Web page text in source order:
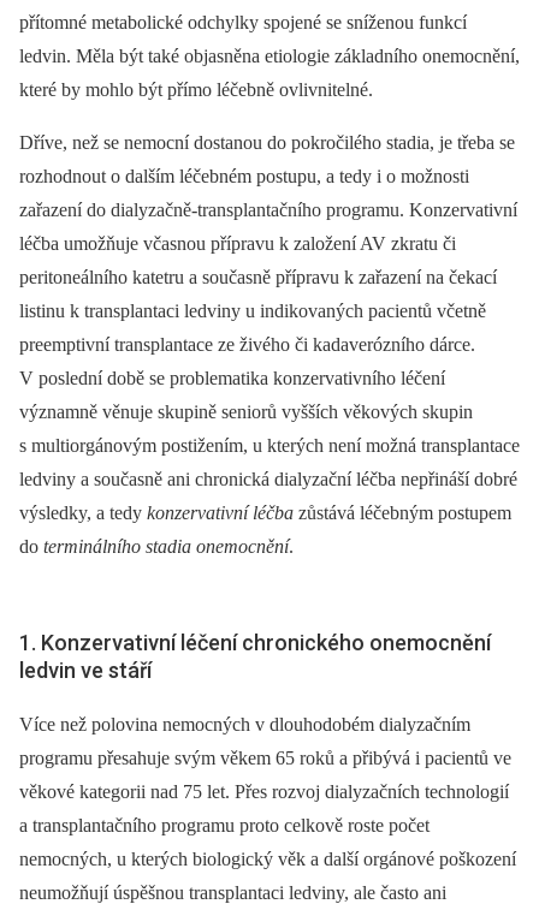
přítomné metabolické odchylky spojené se sníženou funkcí
ledvin. Měla být také objasněna etiologie základního onemocnění,
které by mohlo být přímo léčebně ovlivnitelné.
Dříve, než se nemocní dostanou do pokročilého stadia, je třeba se
rozhodnout o dalším léčebném postupu, a tedy i o možnosti
zařazení do dialyzačně-transplantačního programu. Konzervativní
léčba umožňuje včasnou přípravu k založení AV zkratu či
peritoneálního katetru a současně přípravu k zařazení na čekací
listinu k transplantaci ledviny u indikovaných pacientů včetně
preemptivní transplantace ze živého či kadaverózního dárce.
V poslední době se problematika konzervativního léčení
významně věnuje skupině seniorů vyšších věkových skupin
s multiorgánovým postižením, u kterých není možná transplantace
ledviny a současně ani chronická dialyzační léčba nepřináší dobré
výsledky, a tedy konzervativní léčba zůstává léčebným postupem
do terminálního stadia onemocnění.
1. Konzervativní léčení chronického onemocnění
ledvin ve stáří
Více než polovina nemocných v dlouhodobém dialyzačním
programu přesahuje svým věkem 65 roků a přibývá i pacientů ve
věkové kategorii nad 75 let. Přes rozvoj dialyzačních technologií
a transplantačního programu proto celkově roste počet
nemocných, u kterých biologický věk a další orgánové poškození
neumožňují úspěšnou transplantaci ledviny, ale často ani